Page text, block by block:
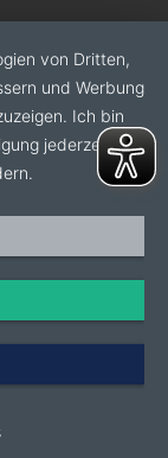
von Dritten,
und Werbung
Ich bin
jederzeit mit